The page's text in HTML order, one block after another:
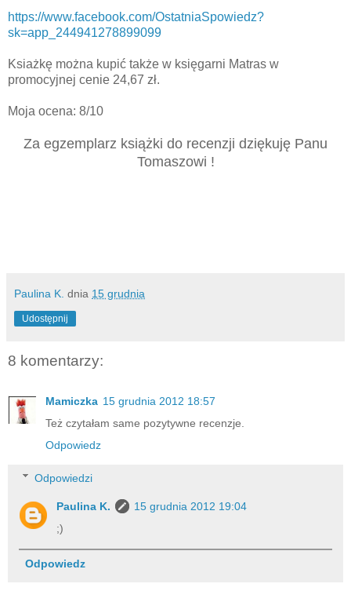
https://www.facebook.com/OstatniaSpowiedz?
sk=app_244941278899099
Ksiażkę można kupić także w księgarni Matras w
promocyjnej cenie 24,67 zł.
Moja ocena: 8/10
Za egzemplarz książki do recenzji dziękuję Panu
Tomaszowi !
Paulina K. dnia 15 grudnia
Udostępnij
8 komentarzy:
Mamiczka 15 grudnia 2012 18:57
Też czytałam same pozytywne recenzje.
Odpowiedz
Odpowiedzi
Paulina K.
15 grudnia 2012 19:04
;)
Odpowiedz